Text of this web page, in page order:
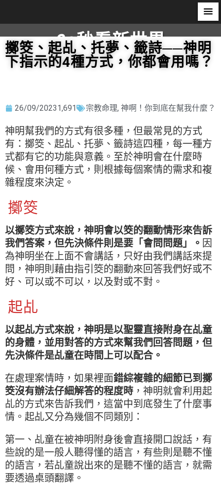
60秒看新世界
柿子文化
擲筊、起乩、托夢、籤詩──神明
下指示的4種方式，你都會用嗎？
26/09/20231,691 宗教命理, 神啊！你到底在幫我什麼？
神明幫我們的方式有很多種，但最常見的方式
有：擲筊、起乩、托夢、籤詩這四種，每一種方
式都有它的功能與意義。至於神明會在什麼時
候、會用何種方式，則根據每個案情的需求和複
雜程度來決定。
擲筊
以擲筊方式來說，神明會以筊的翻動情形來告訴
我們答案，但先決條件則是要「會問問題」。 因
為神明坐在上面不會講話，只好由我們講話來提
問，神明則藉由指引筊的翻動來回答我們好或不
好、可以或不可以，以及對或不對。
起乩
以起乩方式來說，神明是以聖靈直接附身在乩童
的身體，並用對答的方式來幫我們回答問題，但
先決條件是乩童在時間上可以配合。
在處理案情時，如果裡面錯綜複雜的細節已到擲
筊沒有辦法仔細解答的程度時 ，神明就會利用起
乩的方式來告訴我們，這當中到底發生了什麼事
情。起乩又分為幾個不同類別：
第一、乩童在被神明附身後會直接開口說話，有
些說的是一般人聽得懂的語言，有些則是聽不懂
的語言，若乩童說出來的是聽不懂的語言，就需
要透過桌頭翻譯。